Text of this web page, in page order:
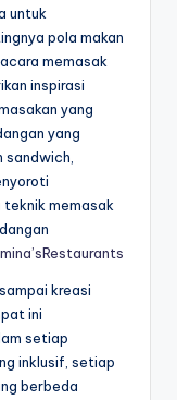
untuk
pola makan
memasak
inspirasi
yang
yang
sandwich,
memasak
kreasi
ini
setiap
inklusif, setiap
berbeda